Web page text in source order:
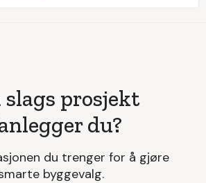
slags prosjekt
du?
du trenger for å gjøre
byggevalg.